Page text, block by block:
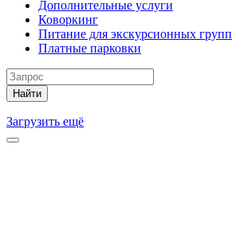
Дополнительные услуги
Коворкинг
Питание для экскурсионных групп
Платные парковки
Найти
Загрузить ещё